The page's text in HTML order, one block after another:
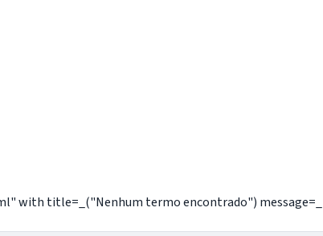
with title=_("Nenhum termo encontrado")